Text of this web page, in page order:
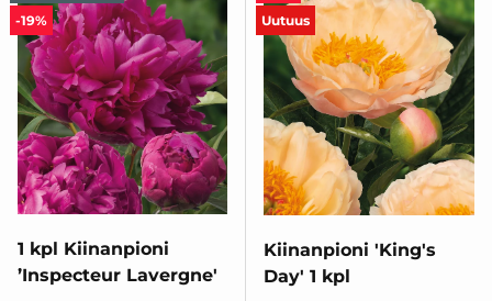
-19%
1 kpl Kiinanpioni
’Inspecteur Lavergne'
Uutuus
Kiinanpioni 'King's
Day' 1 kpl